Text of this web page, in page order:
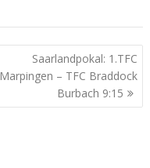
Saarlandpokal: 1.TFC
Marpingen – TFC Braddock
Burbach 9:15